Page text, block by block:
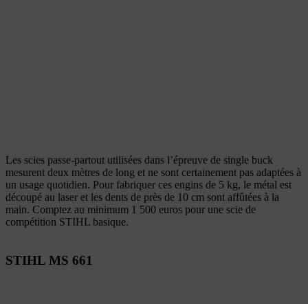
Les scies passe-partout utilisées dans l’épreuve de single buck
mesurent deux mètres de long et ne sont certainement pas adaptées à
un usage quotidien. Pour fabriquer ces engins de 5 kg, le métal est
découpé au laser et les dents de près de 10 cm sont affûtées à la
main. Comptez au minimum 1 500 euros pour une scie de
compétition STIHL basique.
STIHL MS 661